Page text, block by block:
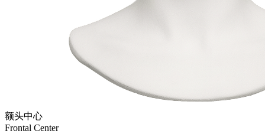
额头中心
Frontal Center